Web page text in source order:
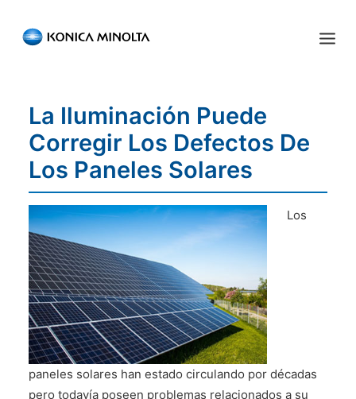
ENGLISH ESPAÑOL PORTUGUESE
INICIO
PRODUCTOS
SERVICIOS
INDUSTRIA
RECURSOS
EVENTOS
QUIÉNES SOMOS
CONTÁCTENOS
La Iluminación Puede
Corregir Los Defectos De
Los Paneles Solares
Los
paneles solares han estado circulando por décadas
pero todavía poseen problemas relacionados a su